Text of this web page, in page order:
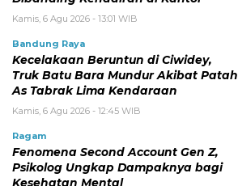
Kamis, 6 Agu 2026 - 13:01 WIB
Bandung Raya
Kecelakaan Beruntun di Ciwidey,
Truk Batu Bara Mundur Akibat Patah
As Tabrak Lima Kendaraan
Kamis, 6 Agu 2026 - 12:45 WIB
Ragam
Fenomena Second Account Gen Z,
Psikolog Ungkap Dampaknya bagi
Kesehatan Mental